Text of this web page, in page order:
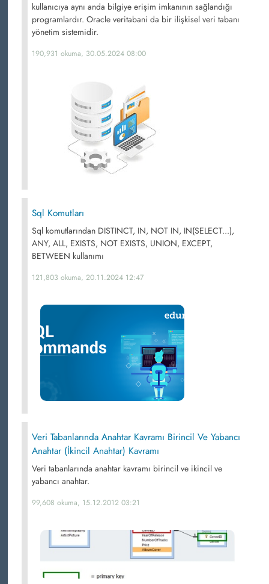
kullanıcıya aynı anda bilgiye erişim imkanının sağlandığı
programlardır. Oracle veritabani da bir ilişkisel veri tabanı
yönetim sistemidir.
190,931 okuma, 30.05.2024 08:00
Sql Komutları
Sql komutlarından DISTINCT, IN, NOT IN, IN(SELECT...),
ANY, ALL, EXISTS, NOT EXISTS, UNION, EXCEPT,
BETWEEN kullanımı
121,803 okuma, 20.11.2024 12:47
Veri Tabanlarında Anahtar Kavramı Birincil Ve Yabancı
Anahtar (İkincil Anahtar) Kavramı
Veri tabanlarında anahtar kavramı birincil ve ikincil ve
yabancı anahtar.
99,608 okuma, 15.12.2012 03:21